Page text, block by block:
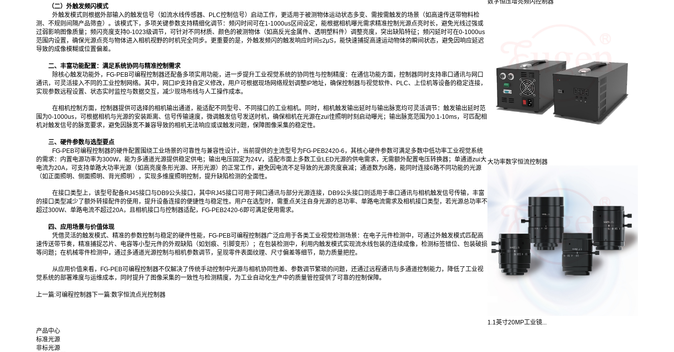
（二）外触发频闪模式
外触发模式则根据外部输入的触发信号（如流水线传感器、PLC控制信号）启动工作，更适用于被测物体运动状态多变、需按需触发的场景（如高速传送带物料检
测、不规则间隔产品筛查）。该模式下，多项关键参数支持精细化调节：频闪时间可在1-1000us区间设定，能根据相机曝光需求精准控制光源点亮时长，避免光线过强或
过弱影响图像质量；频闪亮度支持0-1023级调节，可针对不同材质、颜色的被测物体（如高反光金属件、透明塑料件）调整亮度，突出缺陷特征；频闪延时可在0-1000us
范围内设置，确保光源点亮与物体进入相机视野的时机完全同步。更重要的是，外触发频闪的触发响应时间≤2μS，能快速捕捉高速运动物体的瞬间状态，避免因响应延迟
导致的成像模糊或位置偏差。
二、丰富功能配置：满足系统协同与精准控制需求
除核心触发功能外，FG-PEB可编程控制器还配备多项实用功能，进一步提升工业视觉系统的协同性与控制精度：在通信功能方面，控制器同时支持串口通讯与网口
通讯，可灵活接入不同的工业控制网络。其中，网口IP支持自定义修改，用户可根据现场网络规划调整IP地址，确保控制器与视觉软件、PLC、上位机等设备的稳定连接，
实现参数远程设置、状态实时监控与数据交互，减少现场布线与人工操作成本。
在相机控制方面，控制器提供可选择的相机输出通道，能适配不同型号、不同接口的工业相机。同时，相机触发输出延时与输出脉宽均可灵活调节：触发输出延时范
围为0-1000us，可根据相机与光源的安装距离、信号传输速度，微调触发信号发送时机，确保相机在光源在zui佳照明时刻启动曝光；输出脉宽范围为0.1-10ms，可匹配相
机对触发信号的脉宽要求，避免因脉宽不兼容导致的相机无法响应或误触发问题，保障图像采集的稳定性。
三、硬件参数与选型要点
FG-PEB可编程控制器的硬件配置围绕工业场景的可靠性与兼容性设计，当前提供的主流型号为FG-PEB2420-6，其核心硬件参数可满足多数中低功率工业视觉系统
的需求：内置电源功率为300W，能为多通道光源提供稳定供电；输出电压固定为24V，适配市面上多数工业LED光源的供电需求，无需额外配置电压转换器；单通道zui大
电流为20A，可支持单路大功率光源（如高亮度条形光源、环形光源）的正常工作，避免因电流不足导致的光源亮度衰减；通道数为6路，能同时连接6路不同功能的光源
（如正面照明、侧面照明、背光照明），实现多维度照明控制，提升缺陷检测的全面性。
在接口类型上，该型号配备RJ45接口与DB9公头接口，其中RJ45接口可用于网口通讯与部分光源连接，DB9公头接口则适用于串口通讯与相机触发信号传输，丰富
的接口类型减少了额外转接配件的使用，提升设备连接的便捷性与稳定性。用户在选型时，需重点关注自身光源的总功率、单路电流需求及相机接口类型，若光源总功率不
超过300W、单路电流不超过20A，且相机接口与控制器适配，FG-PEB2420-6即可满足使用需求。
四、应用场景与价值体现
凭借灵活的触发模式、精准的参数控制与稳定的硬件性能，FG-PEB可编程控制器广泛应用于各类工业视觉检测场景：在电子元件检测中，可通过外触发模式匹配高
速传送带节奏，精准捕捉芯片、电容等小型元件的外观缺陷（如划痕、引脚变形）；在包装检测中，利用内触发模式实现流水线包装的连续成像，检测标签错位、包装破损
等问题；在机械零件检测中，通过多通道光源控制与相机参数调节，呈现零件表面纹理、尺寸偏差等细节，助力质量把控。
从应用价值来看，FG-PEB可编程控制器不仅解决了传统手动控制中光源与相机协同性差、参数调节繁琐的问题，还通过远程通讯与多通道控制能力，降低了工业视
觉系统的部署难度与运维成本，同时提升了图像采集的一致性与检测精度，为工业自动化生产中的质量管控提供了可靠的控制保障。
上一篇:可编程控制器下一篇:数字恒流点光控制器
大功率数字恒流控制器
1.1英寸20MP工业镜...
产品中心
标准光源
非标光源